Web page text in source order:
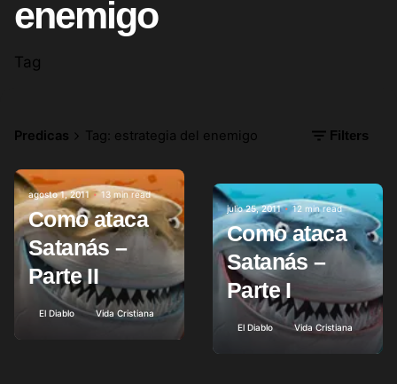
enemigo
Tag
Predicas Tag: estrategia del enemigo Filters
Posted by
agosto 1, 2011 13 min read
Como ataca
Satanás –
Parte II
El Diablo Vida Cristiana
Posted by
julio 25, 2011 12 min read
Como ataca
Satanás –
Parte I
El Diablo Vida Cristiana